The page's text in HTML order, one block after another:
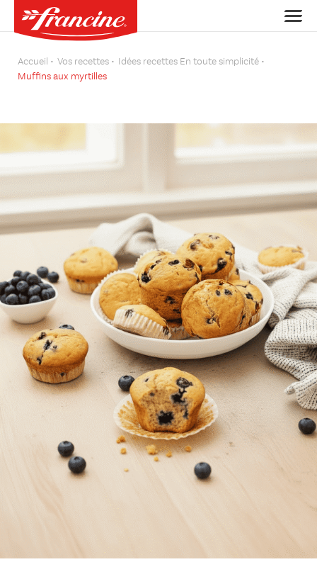
Accueil Vos recettes
Idées recettes En toute simplicité
Muffins aux myrtilles